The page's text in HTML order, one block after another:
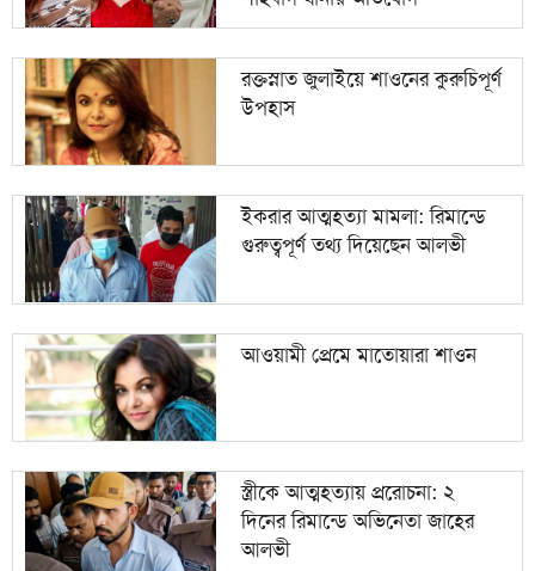
রক্তস্নাত জুলাইয়ে শাওনের কুরুচিপূর্ণ
উপহাস
ইকরার আত্মহত্যা মামলা: রিমান্ডে
গুরুত্বপূর্ণ তথ্য দিয়েছেন আলভী
আওয়ামী প্রেমে মাতোয়ারা শাওন
স্ত্রীকে আত্মহত্যায় প্ররোচনা: ২
দিনের রিমান্ডে অভিনেতা জাহের
আলভী